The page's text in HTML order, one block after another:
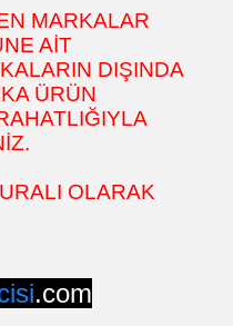
MARKALAR
AİT
DIŞINDA
ÜRÜN
OLARAK
.com